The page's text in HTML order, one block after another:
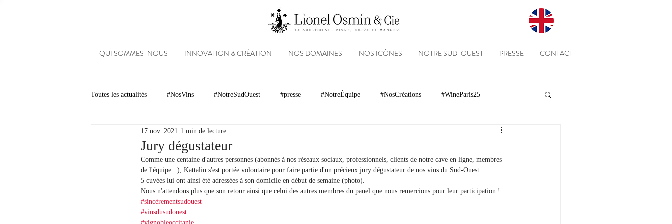
QUI SOMMES-NOUS INNOVATION & CRÉATION NOS DOMAINES NOS ICÔNES NOTRE SUD-OUEST PRESSE CONTACT
Toutes les actualités #NosVins #NotreSudOuest #presse #NotreÉquipe #NosCréations #WineParis25
Chambre d’Amour Vins Armagnacs Clients
Dégustations Evénements Réseaux sociaux Patrimoine Appellations Récompenses Equipe
#NosDomaines
Jury dégustateur
17 nov. 2021 1 min de lecture
Comme une centaine d'autres personnes (abonnés à nos réseaux sociaux, professionnels, clients de notre cave en ligne, membres
de l'équipe...), Kattalin s'est portée volontaire pour faire partie d'un précieux jury dégustateur de nos vins du Sud-Ouest.
5 cuvées lui ont ainsi été adressées à son domicile en début de semaine (photo).
Nous n'attendons plus que son retour ainsi que celui des autres membres du panel que nous remercions pour leur participation !
#sincèrementsudouest
#vinsdusudouest